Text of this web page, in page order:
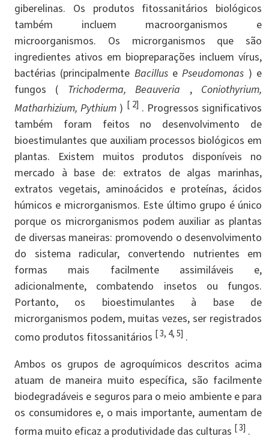
giberelinas. Os produtos fitossanitários biológicos
também incluem macroorganismos e
microorganismos. Os microrganismos que são
ingredientes ativos em biopreparações incluem vírus,
bactérias (principalmente BacillusePseudomonas ) e
fungos ( Trichoderma, Beauveria , Coniothyrium,
Matharhizium, Pythium ) [ 2] . Progressos significativos
também foram feitos no desenvolvimento de
bioestimulantes que auxiliam processos biológicos em
plantas. Existem muitos produtos disponíveis no
mercado à base de: extratos de algas marinhas,
extratos vegetais, aminoácidos e proteínas, ácidos
húmicos e microrganismos. Este último grupo é único
porque os microrganismos podem auxiliar as plantas
de diversas maneiras: promovendo o desenvolvimento
do sistema radicular, convertendo nutrientes em
formas mais facilmente assimiláveis ​​e,
adicionalmente, combatendo insetos ou fungos.
Portanto, os bioestimulantes à base de
microrganismos podem, muitas vezes, ser registrados
como produtos fitossanitários [ 3, 4, 5] .
Ambos os grupos de agroquímicos descritos acima
atuam de maneira muito específica, são facilmente
biodegradáveis ​​e seguros para o meio ambiente e para
os consumidores e, o mais importante, aumentam de
forma muito eficaz a produtividade das culturas [ 3] .